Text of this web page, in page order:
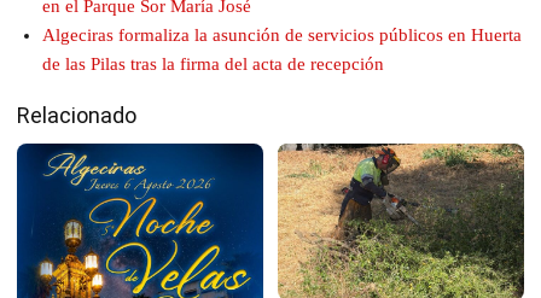
en el Parque Sor María José
Algeciras formaliza la asunción de servicios públicos en Huerta
de las Pilas tras la firma del acta de recepción
Relacionado